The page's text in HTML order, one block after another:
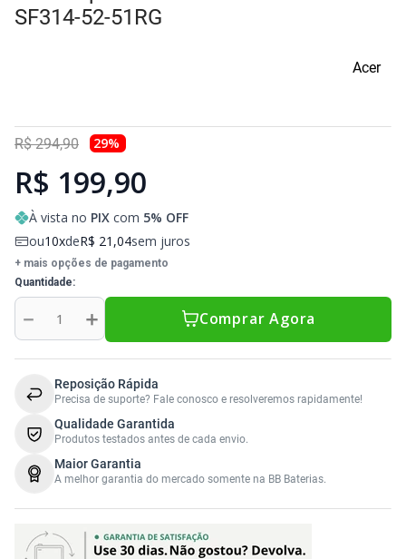
Sony Vaio
Sony Vaio
Caddy para SSD
SF314-52-51RG
Acer
R$ 294,90 29%
R$ 199,90
À vista no PIX com 5% OFF
ou10 deR$ 21 ,04sem juros
+ mais opções de pagamento
Quantidade
＋
－ Comprar Agora
Reposição Rápida
Precisa de suporte? Fale conosco e resolveremos rapidamente!
Qualidade Garantida
Produtos testados antes de cada envio.
Maior Garantia
A melhor garantia do mercado somente na BB Baterias.